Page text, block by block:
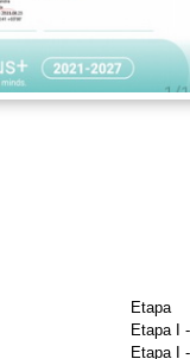
Etapa
Etapa I
Etapa I